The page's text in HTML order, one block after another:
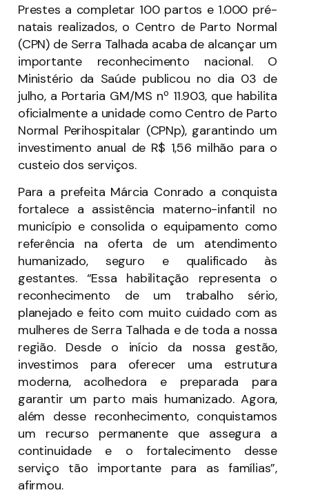
Prestes a completar 100 partos e 1.000 pré-
natais realizados, o Centro de Parto Normal
(CPN) de Serra Talhada acaba de alcançar um
importante reconhecimento nacional. O
Ministério da Saúde publicou no dia 03 de
julho, a Portaria GM/MS nº 11.903, que habilita
oficialmente a unidade como Centro de Parto
Normal Perihospitalar (CPNp), garantindo um
investimento anual de R$ 1,56 milhão para o
custeio dos serviços.
Para a prefeita Márcia Conrado a conquista
fortalece a assistência materno-infantil no
município e consolida o equipamento como
referência na oferta de um atendimento
humanizado, seguro e qualificado às
gestantes. “Essa habilitação representa o
reconhecimento de um trabalho sério,
planejado e feito com muito cuidado com as
mulheres de Serra Talhada e de toda a nossa
região. Desde o início da nossa gestão,
investimos para oferecer uma estrutura
moderna, acolhedora e preparada para
garantir um parto mais humanizado. Agora,
além desse reconhecimento, conquistamos
um recurso permanente que assegura a
continuidade e o fortalecimento desse
serviço tão importante para as famílias”,
afirmou.